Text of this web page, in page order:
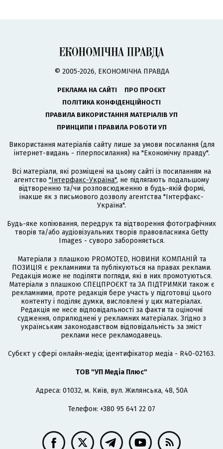
© 2005-2026, ЕКОНОМІЧНА ПРАВДА
РЕКЛАМА НА САЙТІ
ПРО ПРОЄКТ
ПОЛІТИКА КОНФІДЕНЦІЙНОСТІ
ПРАВИЛА ВИКОРИСТАННЯ МАТЕРІАЛІВ УП
ПРИНЦИПИ І ПРАВИЛА РОБОТИ УП
Використання матеріалів сайту лише за умови посилання (для
інтернет-видань - гіперпосилання) на "Економічну правду".
Всі матеріали, які розміщені на цьому сайті із посиланням на
агентство "Інтерфакс-Україна", не підлягають подальшому
відтворенню та/чи розповсюдженню в будь-якій формі,
інакше як з письмового дозволу агентства "Інтерфакс-
Україна".
Будь-яке копіювання, передрук та відтворення фотографічних
творів та/або аудіовізуальних творів правовласника Getty
Images - суворо забороняється.
Матеріали з плашкою PROMOTED, НОВИНИ КОМПАНІЙ та
ПОЗИЦІЯ є рекламними та публікуються на правах реклами.
Редакція може не поділяти погляди, які в них промотуються.
Матеріали з плашкою СПЕЦПРОЄКТ та ЗА ПІДТРИМКИ також є
рекламними, проте редакція бере участь у підготовці цього
контенту і поділяє думки, висловлені у цих матеріалах.
Редакція не несе відповідальності за факти та оціночні
судження, оприлюднені у рекламних матеріалах. Згідно з
українським законодавством відповідальність за зміст
реклами несе рекламодавець.
Cубєкт у сфері онлайн-медіа; ідентифікатор медіа - R40-02163.
ТОВ "УП Медіа Плюс"
Адреса: 01032, м. Київ, вул. Жилянська, 48, 50А
Телефон: +380 95 641 22 07